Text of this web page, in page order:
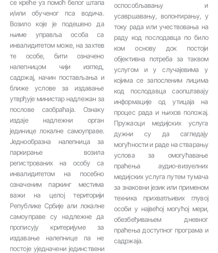
се креће уз помоћ белог штапа
и/или обученог пса водича.
Возило које је подешено да
њиме управља особа са
инвалидитетом може, на захтев
те особе, бити означено
налепницом чији изглед,
садржај, начин постављања и
ближе услове за издавање
утврђује министар надлежан за
послове саобраћаја. Ознаку
издаје надлежни орган
јединице локалне самоуправе.
Једнообразна налепница за
паркирање возила
регистрованих на особу са
инвалидитетом на посебно
означеним паркинг местима
важи на целој територији
Републике Србије али локалне
самоуправе су надлежне да
прописују критеријуме за
издавање налепнице па не
постоје уједначени јединствени
оспособљавању и
усавршавању, волонтирању, у
току рада или учествовања на
раду код послодавца по било
ком основу док постоји
објективна потреба за таквом
услугом и у случајевима у
којима се запосленим лицима
код послодавца саопштавају
информације од утицаја на
процес рада и њихов положај.
Пружаоци медијских услуга
дужни су да сагледају
могућности и раде на стварању
услова за омогућавање
праћења аудио-визуелних
медијских услуга путем тумача
за знаковни језик или применом
техника прихватљивих глувој
особи у највећој могућој мери,
обезбеђивањем дневног
праћења доступног програма и
садржаја.